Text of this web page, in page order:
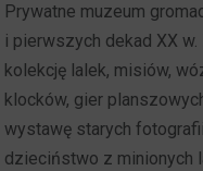
Prywatne muzeum
i pierwszych dekad XX
kolekcję lalek, misiów,
klocków, gier
wystawę starych
dzieciństwo z minionych